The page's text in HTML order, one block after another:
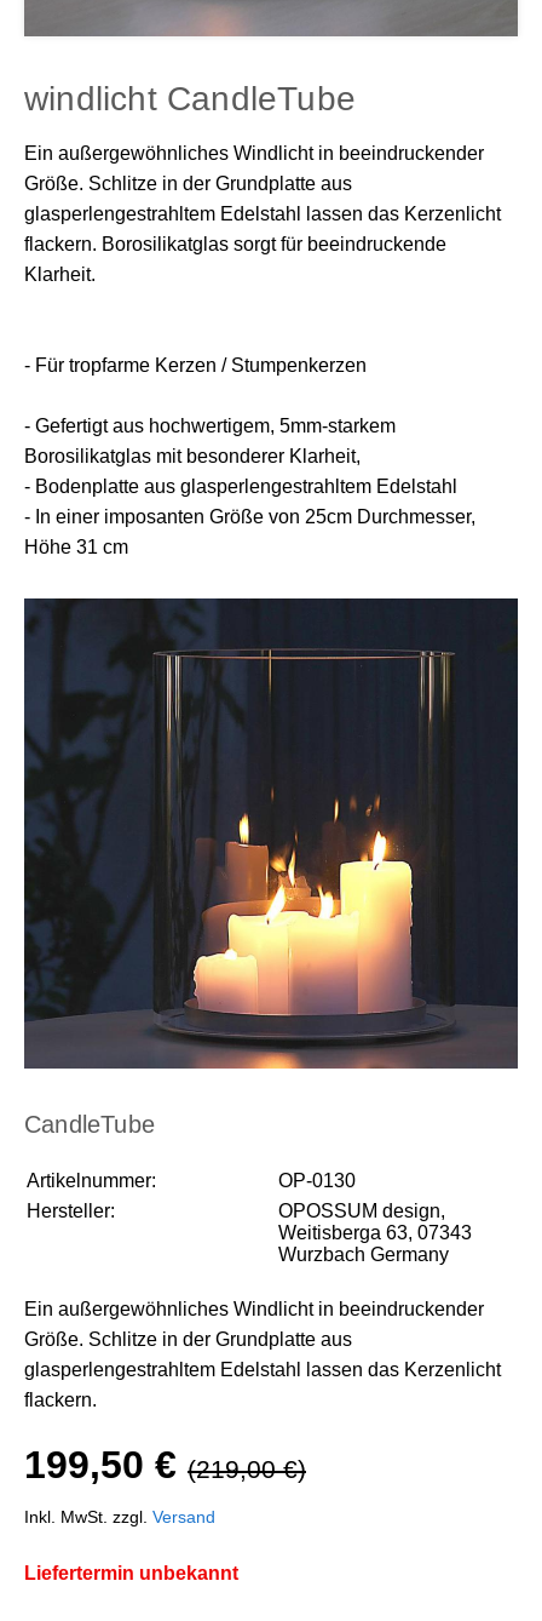
windlicht CandleTube
Ein außergewöhnliches Windlicht in beeindruckender
Größe. Schlitze in der Grundplatte aus
glasperlengestrahltem Edelstahl lassen das Kerzenlicht
flackern. Borosilikatglas sorgt für beeindruckende
Klarheit.
- Für tropfarme Kerzen / Stumpenkerzen
- Gefertigt aus hochwertigem, 5mm-starkem
Borosilikatglas mit besonderer Klarheit,
- Bodenplatte aus glasperlengestrahltem Edelstahl
- In einer imposanten Größe von 25cm Durchmesser,
Höhe 31 cm
CandleTube
Artikelnummer:
OP-0130
Hersteller:
OPOSSUM design,
Weitisberga 63, 07343
Wurzbach Germany
Ein außergewöhnliches Windlicht in beeindruckender
Größe. Schlitze in der Grundplatte aus
glasperlengestrahltem Edelstahl lassen das Kerzenlicht
flackern.
199,50 € (219,00 €)
Inkl. MwSt. zzgl. Versand
Liefertermin unbekannt